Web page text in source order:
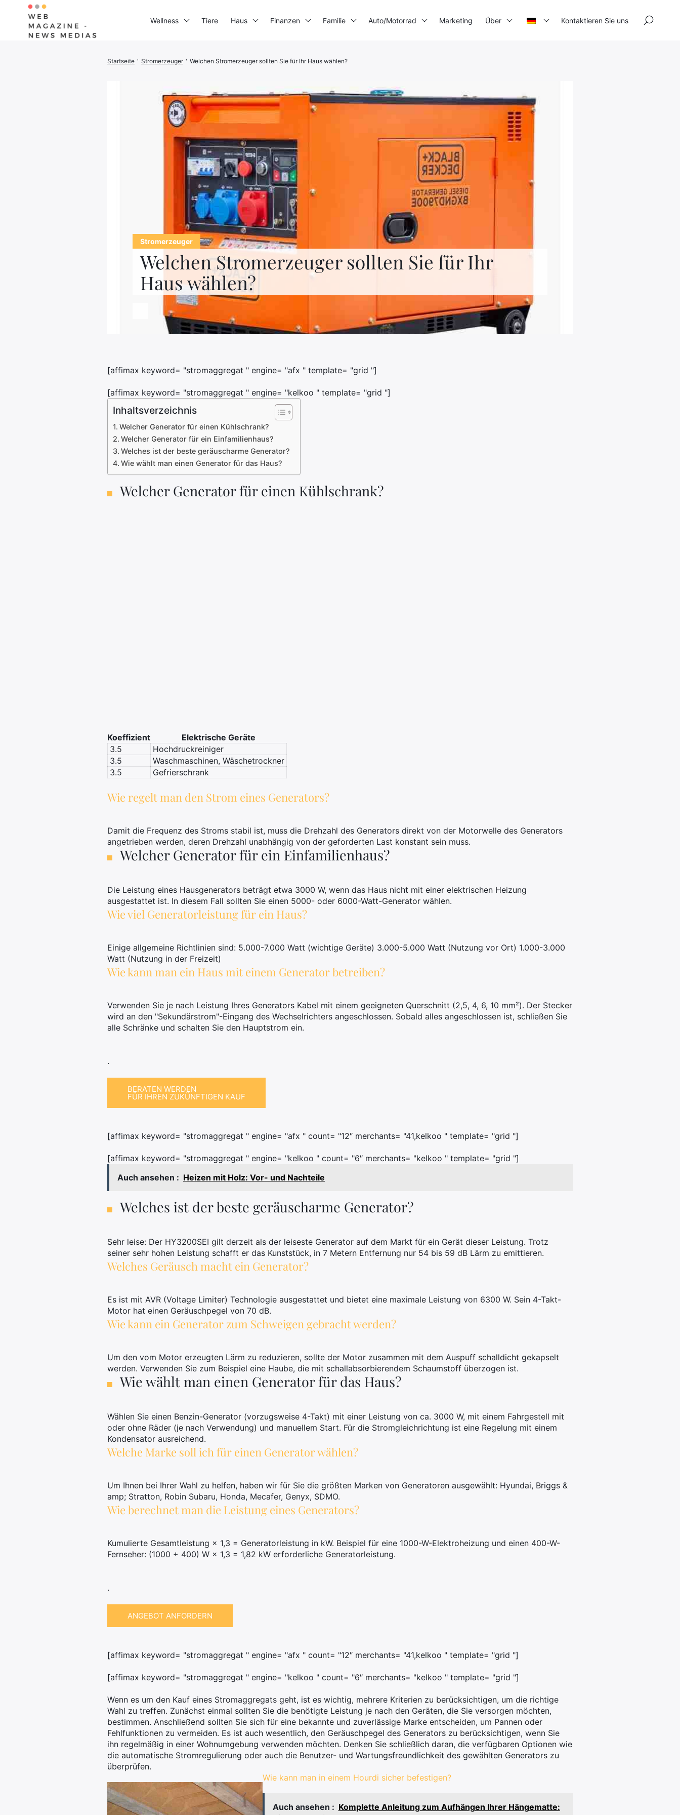
Stromerzeuger
Welchen Stromerzeuger sollten Sie für Ihr
Haus wählen?
Startseite ' Stromerzeuger ' Welchen Stromerzeuger sollten Sie für Ihr Haus wählen?
[affimax keyword= "stromaggregat " engine= "afx " template= "grid "]
[affimax keyword= "stromaggregat " engine= "kelkoo " template= "grid "]
Inhaltsverzeichnis
Welcher Generator für einen Kühlschrank?
Welcher Generator für ein Einfamilienhaus?
Welches ist der beste geräuscharme Generator?
Wie wählt man einen Generator für das Haus?
Welcher Generator für einen Kühlschrank?
Koeffizient
Elektrische Geräte
3.5
Hochdruckreiniger
3.5
Waschmaschinen, Wäschetrockner
3.5
Gefrierschrank
Wie regelt man den Strom eines Generators?
Damit die Frequenz des Stroms stabil ist, muss die Drehzahl des Generators direkt von der Motorwelle des Generators
angetrieben werden, deren Drehzahl unabhängig von der geforderten Last konstant sein muss.
Welcher Generator für ein Einfamilienhaus?
Die Leistung eines Hausgenerators beträgt etwa 3000 W, wenn das Haus nicht mit einer elektrischen Heizung
ausgestattet ist. In diesem Fall sollten Sie einen 5000- oder 6000-Watt-Generator wählen.
Wie viel Generatorleistung für ein Haus?
Einige allgemeine Richtlinien sind: 5.000-7.000 Watt (wichtige Geräte) 3.000-5.000 Watt (Nutzung vor Ort) 1.000-3.000
Watt (Nutzung in der Freizeit)
Wie kann man ein Haus mit einem Generator betreiben?
Verwenden Sie je nach Leistung Ihres Generators Kabel mit einem geeigneten Querschnitt (2,5, 4, 6, 10 mm²). Der Stecker
wird an den "Sekundärstrom"-Eingang des Wechselrichters angeschlossen. Sobald alles angeschlossen ist, schließen Sie
alle Schränke und schalten Sie den Hauptstrom ein.
.
BERATEN WERDEN
FÜR IHREN ZUKÜNFTIGEN KAUF
[affimax keyword= "stromaggregat " engine= "afx " count= "12″ merchants= "41,kelkoo " template= "grid "]
[affimax keyword= "stromaggregat " engine= "kelkoo " count= "6″ merchants= "kelkoo " template= "grid "]
Auch ansehen : Heizen mit Holz: Vor- und Nachteile
Welches ist der beste geräuscharme Generator?
Sehr leise: Der HY3200SEI gilt derzeit als der leiseste Generator auf dem Markt für ein Gerät dieser Leistung. Trotz
seiner sehr hohen Leistung schafft er das Kunststück, in 7 Metern Entfernung nur 54 bis 59 dB Lärm zu emittieren.
Welches Geräusch macht ein Generator?
Es ist mit AVR (Voltage Limiter) Technologie ausgestattet und bietet eine maximale Leistung von 6300 W. Sein 4-Takt-
Motor hat einen Geräuschpegel von 70 dB.
Wie kann ein Generator zum Schweigen gebracht werden?
Um den vom Motor erzeugten Lärm zu reduzieren, sollte der Motor zusammen mit dem Auspuff schalldicht gekapselt
werden. Verwenden Sie zum Beispiel eine Haube, die mit schallabsorbierendem Schaumstoff überzogen ist.
Wie wählt man einen Generator für das Haus?
Wählen Sie einen Benzin-Generator (vorzugsweise 4-Takt) mit einer Leistung von ca. 3000 W, mit einem Fahrgestell mit
oder ohne Räder (je nach Verwendung) und manuellem Start. Für die Stromgleichrichtung ist eine Regelung mit einem
Kondensator ausreichend.
Welche Marke soll ich für einen Generator wählen?
Um Ihnen bei Ihrer Wahl zu helfen, haben wir für Sie die größten Marken von Generatoren ausgewählt: Hyundai, Briggs &
amp; Stratton, Robin Subaru, Honda, Mecafer, Genyx, SDMO.
Wie berechnet man die Leistung eines Generators?
Kumulierte Gesamtleistung × 1,3 = Generatorleistung in kW. Beispiel für eine 1000-W-Elektroheizung und einen 400-W-
Fernseher: (1000 + 400) W × 1,3 = 1,82 kW erforderliche Generatorleistung.
.
ANGEBOT ANFORDERN
[affimax keyword= "stromaggregat " engine= "afx " count= "12″ merchants= "41,kelkoo " template= "grid "]
[affimax keyword= "stromaggregat " engine= "kelkoo " count= "6″ merchants= "kelkoo " template= "grid "]
Wenn es um den Kauf eines Stromaggregats geht, ist es wichtig, mehrere Kriterien zu berücksichtigen, um die richtige
Wahl zu treffen. Zunächst einmal sollten Sie die benötigte Leistung je nach den Geräten, die Sie versorgen möchten,
bestimmen. Anschließend sollten Sie sich für eine bekannte und zuverlässige Marke entscheiden, um Pannen oder
Fehlfunktionen zu vermeiden. Es ist auch wesentlich, den Geräuschpegel des Generators zu berücksichtigen, wenn Sie
ihn regelmäßig in einer Wohnumgebung verwenden möchten. Denken Sie schließlich daran, die verfügbaren Optionen wie
die automatische Stromregulierung oder auch die Benutzer- und Wartungsfreundlichkeit des gewählten Generators zu
überprüfen.
Wie kann man in einem Hourdi sicher befestigen?
Auch ansehen : Komplette Anleitung zum Aufhängen Ihrer Hängematte:
Wellness Tiere Haus
3D-Drucker
Finanzen Familie Auto/Motorrad Marketing Über Kontaktieren Sie uns
×
Suchen